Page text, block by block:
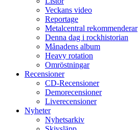
Veckans video
Reportage
Metalcentral rekommenderar
Denna dag i rockhistorian
Månadens album
Heavy rotation
Omröstningar
Recensioner
CD-Recensioner
Demorecensioner
Liverecensioner
Nyheter
Nyhetsarkiv